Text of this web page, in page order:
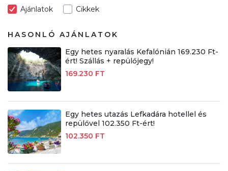
Ajánlatok Cikkek
HASONLÓ AJÁNLATOK
Egy hetes nyaralás Kefalónián 169.230 Ft-
ért! Szállás + repülőjegy!
169.230 FT
Egy hetes utazás Lefkadára hotellel és
repülővel 102.350 Ft-ért!
102.350 FT